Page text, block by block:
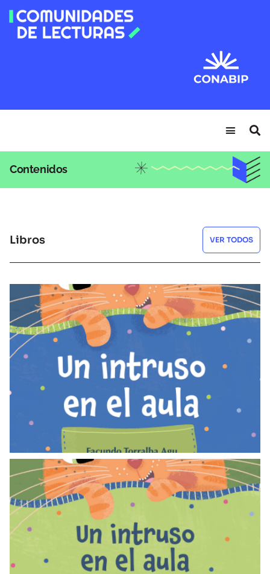
Contenidos
Libros VER TODOS
LIBROS
Un intruso en el aula
Un intruso en el aula: cuadernillo de
actividades